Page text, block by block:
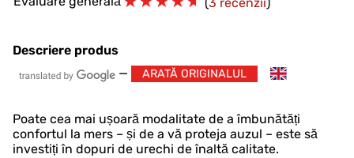
(3 recenzii)
Descriere produs
—
ARATĂ ORIGINALUL
Poate cea mai ușoară modalitate de a îmbunătăți
confortul la mers – și de a vă proteja auzul – este să
investiți în dopuri de urechi de înaltă calitate.